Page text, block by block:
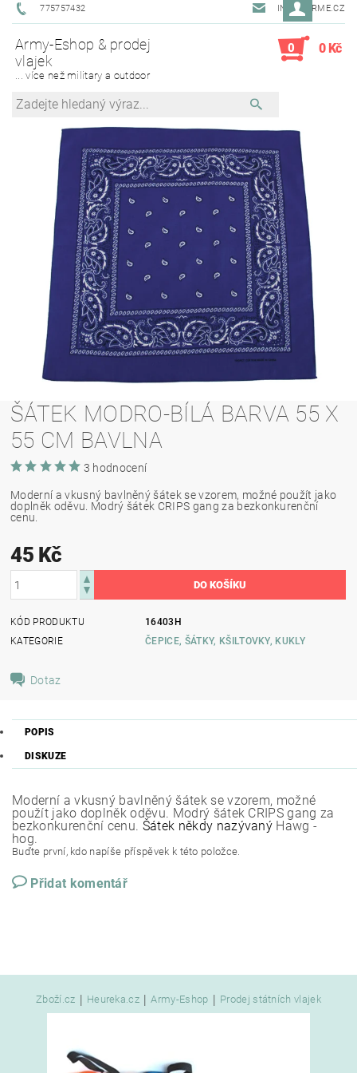
775757432 INFO@ARME.CZ
Army-Eshop & prodej
vlajek
... více než military a outdoor
0 0 Kč
ŠÁTEK MODRO-BÍLÁ BARVA 55 X
55 CM BAVLNA
3 hodnocení
Moderní a vkusný bavlněný šátek se vzorem, možné použít jako
doplněk oděvu. Modrý šátek CRIPS gang za bezkonkurenční
cenu.
45 Kč
KÓD PRODUKTU
16403H
KATEGORIE
ČEPICE, ŠÁTKY, KŠILTOVKY, KUKLY
Dotaz
POPIS
DISKUZE
Moderní a vkusný bavlněný šátek se vzorem, možné
použít jako doplněk oděvu. Modrý šátek CRIPS gang za
bezkonkurenční cenu. Šátek někdy nazývaný Hawg -
hog.
Buďte první, kdo napíše příspěvek k této položce.
Přidat komentář
Zboží.cz | Heureka.cz | Army-Eshop | Prodej státních vlajek